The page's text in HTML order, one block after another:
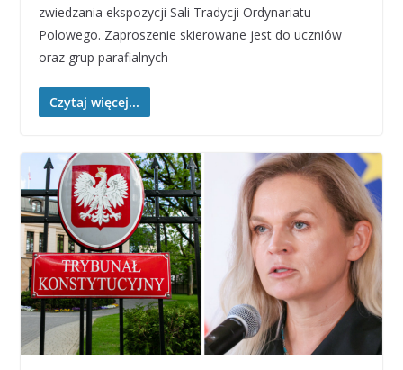
zwiedzania ekspozycji Sali Tradycji Ordynariatu
Polowego. Zaproszenie skierowane jest do uczniów
oraz grup parafialnych
Czytaj więcej...